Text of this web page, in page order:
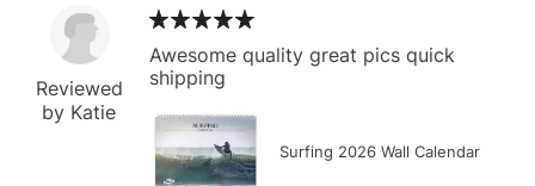
Reviewed
by Katie
Awesome quality great pics quick
shipping
Surfing 2026 Wall Calendar